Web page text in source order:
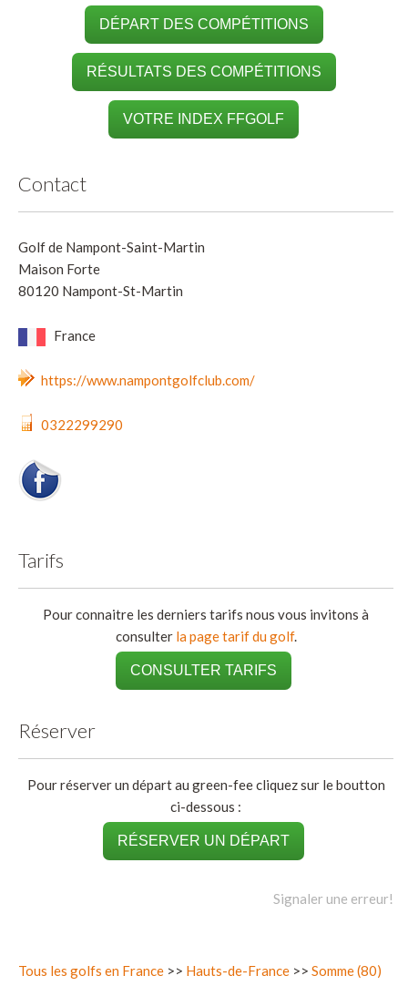
DÉPART DES COMPÉTITIONS
RÉSULTATS DES COMPÉTITIONS
VOTRE INDEX FFGOLF
Contact
Golf de Nampont-Saint-Martin
Maison Forte
80120 Nampont-St-Martin
France
https://www.nampontgolfclub.com/
0322299290
Tarifs
Pour connaitre les derniers tarifs nous vous invitons à
consulter la page tarif du golf.
CONSULTER TARIFS
Réserver
Pour réserver un départ au green-fee cliquez sur le boutton
ci-dessous :
RÉSERVER UN DÉPART
Signaler une erreur!
Tous les golfs en France >> Hauts-de-France >> Somme (80)